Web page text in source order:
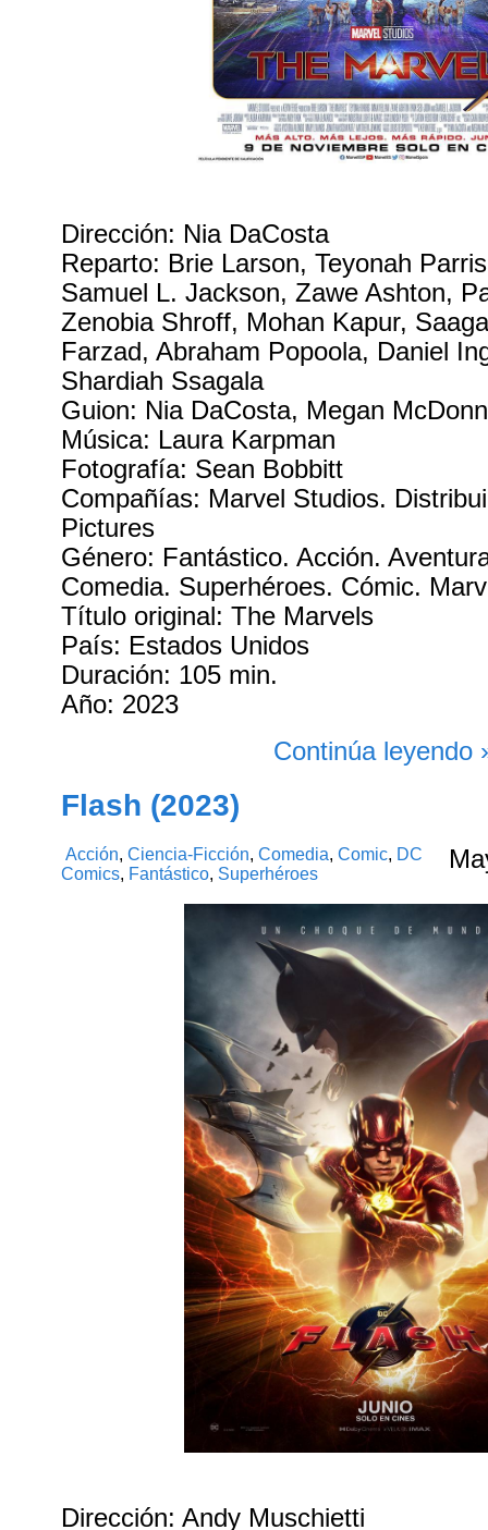
Dirección: Nia DaCosta
Reparto: Brie Larson, Teyonah
Samuel L. Jackson, Zawe Ashton,
Zenobia Shroff, Mohan Kapur,
Farzad, Abraham Popoola, Daniel
Shardiah Ssagala
Guion: Nia DaCosta, Megan
Música: Laura Karpman
Fotografía: Sean Bobbitt
Compañías: Marvel Studios.
Pictures
Género: Fantástico. Acción.
Comedia. Superhéroes. Cómic.
Título original: The Marvels
País: Estados Unidos
Duración: 105 min.
Año: 2023
Continúa leyendo
Flash (2023)
Acción,Ciencia-Ficción,Comedia,Comic, DC
Comics, Fantástico, Superhéroes
Dirección: Andy Muschietti